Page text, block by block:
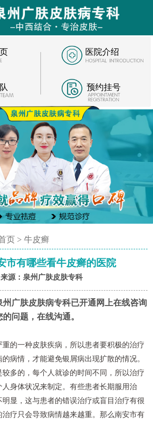
医院介绍
预约挂号
页 > 牛皮癣
市有哪些看牛皮癣的医院
来源：泉州广肤皮肤专科
州广肤皮肤病专科已开通网上在线咨询
问题，在线沟通。
一种皮肤疾病，所以患者要积极的治疗
病情，才能避免银屑病出现扩散的情况。
多的，每个人就诊的时间不同，所以治疗
身体状况来制定。有些患者长期服用治
显，这与患者的错误治疗或盲目治疗有很
疗只会导致病情越来越重。那么南安市有